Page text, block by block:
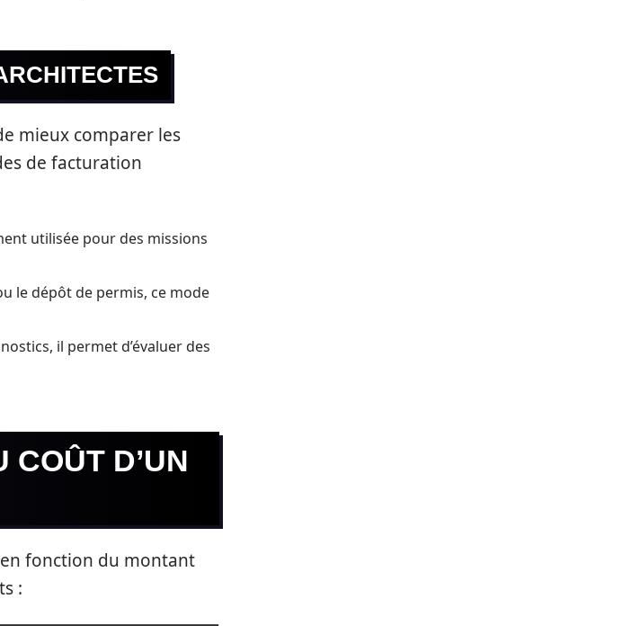
mieux comparer les
de facturation
utilisée pour des missions
le dépôt de permis, ce mode
il permet d’évaluer des
D’UN
fonction du montant
: